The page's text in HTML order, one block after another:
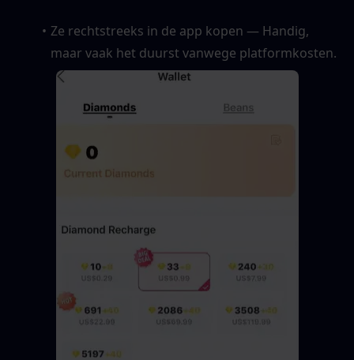
Ze rechtstreeks in de app kopen — Handig,
maar vaak het duurst vanwege platformkosten.